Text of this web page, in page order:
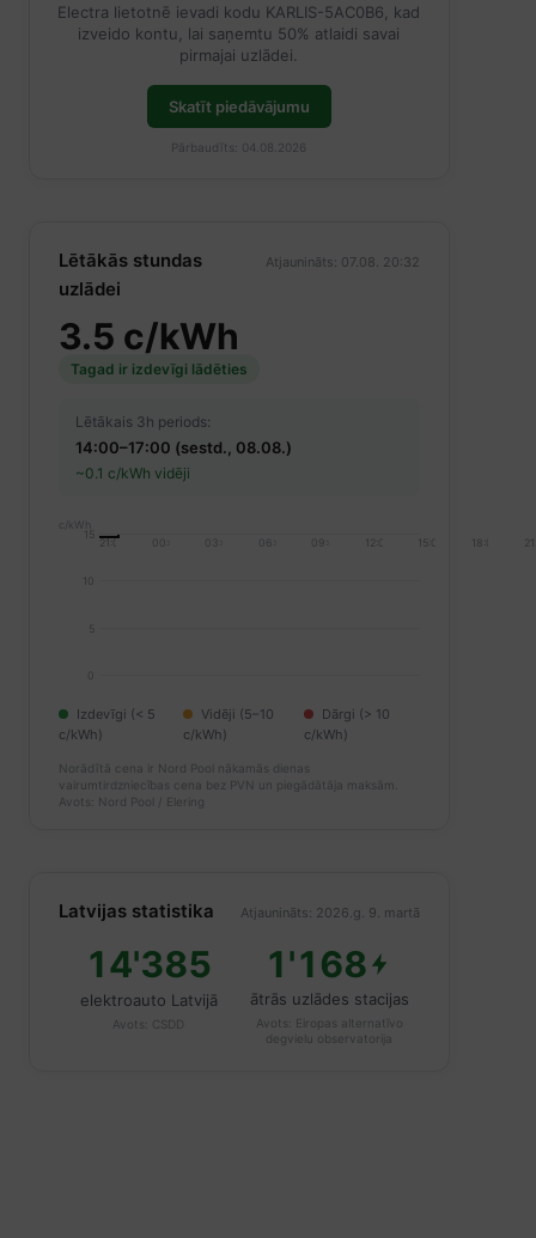
Electra lietotnē ievadi kodu KARLIS-5AC0B6, kad
izveido kontu, lai saņemtu 50% atlaidi savai
pirmajai uzlādei.
Skatīt piedāvājumu
Pārbaudīts: 04.08.2026
Lētākās stundas
uzlādei
Atjaunināts: 07.08. 20:32
3.5 c/kWh
Tagad ir izdevīgi lādēties
Lētākais 3h periods:
14:00–17:00 (sestd., 08.08.)
~0.1 c/kWh vidēji
c/kWh
0
5
10
15
21:00 00:00 03:00 06:00 09:00 12:00 15:00 18:00
Izdevīgi (< 5
c/kWh)
Vidēji (5–10
c/kWh)
Dārgi (> 10
c/kWh)
Norādītā cena ir Nord Pool nākamās dienas
vairumtirdzniecības cena bez PVN un piegādātāja maksām.
Avots: Nord Pool / Elering
Latvijas statistika Atjaunināts: 2026.g. 9. martā
14'385
elektroauto Latvijā
Avots: CSDD
1'168
ātrās uzlādes stacijas
Avots: Eiropas alternatīvo
degvielu observatorija